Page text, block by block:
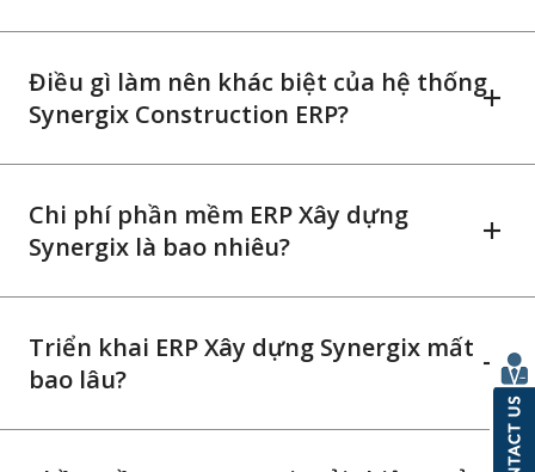
Điều gì làm nên khác biệt của hệ thống
Synergix Construction ERP?
Chi phí phần mềm ERP Xây dựng
Synergix là bao nhiêu?
Triển khai ERP Xây dựng Synergix mất
bao lâu?